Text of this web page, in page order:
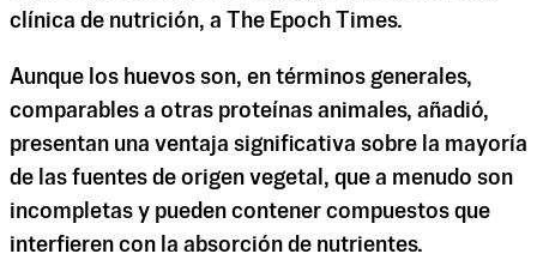
clínica de nutrición, a The Epoch Times.
Aunque los huevos son, en términos generales,
comparables a otras proteínas animales, añadió,
presentan una ventaja significativa sobre la mayoría
de las fuentes de origen vegetal, que a menudo son
incompletas y pueden contener compuestos que
interfieren con la absorción de nutrientes.